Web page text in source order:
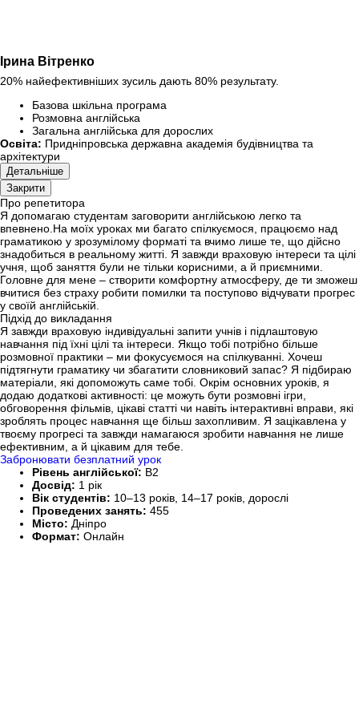
Ірина Вітренко
20% найефективніших зусиль дають 80% результату.
Базова шкільна програма
Розмовна англійська
Загальна англійська для дорослих
Освіта: Придніпровська державна академія будівництва та
архітектури
Детальніше
Закрити
Про репетитора
Я допомагаю студентам заговорити англійською легко та
впевнено.На моїх уроках ми багато спілкуємося, працюємо над
граматикою у зрозумілому форматі та вчимо лише те, що дійсно
знадобиться в реальному житті. Я завжди враховую інтереси та цілі
учня, щоб заняття були не тільки корисними, а й приємними.
Головне для мене – створити комфортну атмосферу, де ти зможеш
вчитися без страху робити помилки та поступово відчувати прогрес
у своїй англійській.
Підхід до викладання
Я завжди враховую індивідуальні запити учнів і підлаштовую
навчання під їхні цілі та інтереси. Якщо тобі потрібно більше
розмовної практики – ми фокусуємося на спілкуванні. Хочеш
підтягнути граматику чи збагатити словниковий запас? Я підбираю
матеріали, які допоможуть саме тобі. Окрім основних уроків, я
додаю додаткові активності: це можуть бути розмовні ігри,
обговорення фільмів, цікаві статті чи навіть інтерактивні вправи, які
зроблять процес навчання ще більш захопливим. Я зацікавлена у
твоєму прогресі та завжди намагаюся зробити навчання не лише
ефективним, а й цікавим для тебе.
Забронювати безплатний урок
Рівень англійської: B2
Досвід: 1 рік
Вік студентів: 10–13 років, 14–17 років, дорослі
Проведених занять: 455
Місто: Дніпро
Формат: Онлайн